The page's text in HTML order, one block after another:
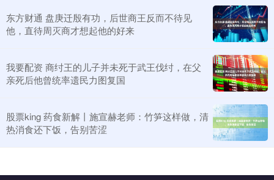
东方财通 盘庚迁殷有功，后世商王反而不待见
他，直待周灭商才想起他的好来
我要配资 商纣王的儿子并未死于武王伐纣，在父
亲死后他曾统率遗民力图复国
股票king 药食新解丨施宣赫老师：竹笋这样做，清
热消食还下饭，告别苦涩